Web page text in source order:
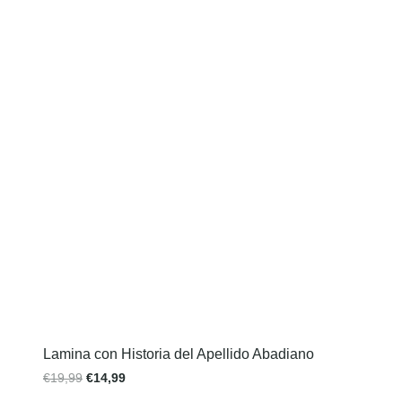
Lamina con Historia del Apellido Abadiano
€19,99 €14,99